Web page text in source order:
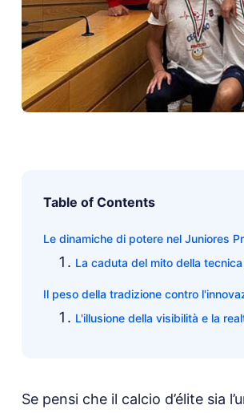
Table of Contents
Le dinamiche di potere nel Juniores
La caduta del mito della
Il peso della tradizione contro
L'illusione della visibilità e la
Se pensi che il calcio d’élite sia